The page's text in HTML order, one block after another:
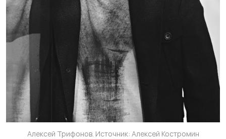
Алексей Трифонов. Источник: Алексей Костромин